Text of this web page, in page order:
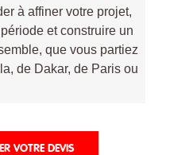
à affiner votre projet,
et construire un
que vous partiez
de Dakar, de Paris ou
VOTRE DEVIS